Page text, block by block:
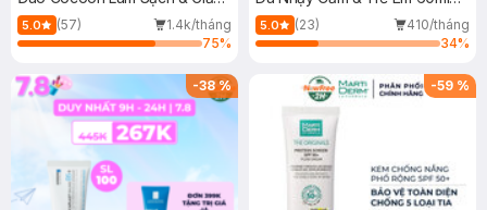
Dầu 500ml
5.0 (57)
1.4k/tháng
75%
(Mới)
5.0 (23)
410/tháng
34%
-38% -59 %